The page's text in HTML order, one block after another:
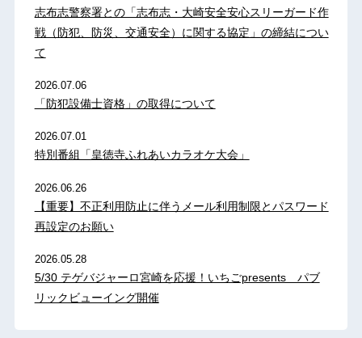
志布志警察署との「志布志・大崎安全安心スリーガード作
戦（防犯、防災、交通安全）に関する協定」の締結につい
て
2026.07.06
「防犯設備士資格」の取得について
2026.07.01
特別番組「皇徳寺ふれあいカラオケ大会」
2026.06.26
【重要】不正利用防止に伴うメール利用制限とパスワード
再設定のお願い
2026.05.28
5/30 テゲバジャーロ宮崎を応援！いちごpresents パブ
リックビューイング開催